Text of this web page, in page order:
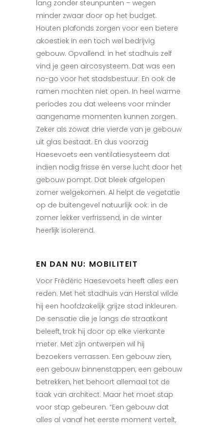
lang zonder steunpunten – wegen
minder zwaar door op het budget.
Houten plafonds zorgen voor een betere
akoestiek in een toch wel bedrijvig
gebouw. Opvallend: in het stadhuis zelf
vind je geen aircosysteem. Dat was een
no-go voor het stadsbestuur. En ook de
ramen mochten niet open. In heel warme
periodes zou dat weleens voor minder
aangename momenten kunnen zorgen.
Zeker als zowat drie vierde van je gebouw
uit glas bestaat. En dus voorzag
Haesevoets een ventilatiesysteem dat
indien nodig frisse én verse lucht door het
gebouw pompt. Dat bleek afgelopen
zomer welgekomen. Al helpt de vegetatie
op de buitengevel natuurlijk ook: in de
zomer lekker verfrissend, in de winter
heerlijk isolerend.
EN DAN NU: MOBILITEIT
Voor Frédéric Haesevoets heeft alles een
reden. Met het stadhuis van Herstal wilde
hij een hoofdzakelijk grijze stad inkleuren.
De sensatie die je langs de straatkant
beleeft, trok hij door op elke vierkante
meter. Met zijn ontwerpen wil hij
bezoekers verrassen. Een gebouw zien,
een gebouw binnenstappen, een gebouw
betrekken, het behoort allemaal tot de
taak van architect. Maar het moet stap
voor stap gebeuren. “Een gebouw dat
alles al vanaf het eerste moment vertelt,